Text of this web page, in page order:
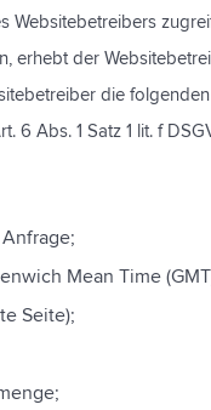
Websitebetreibers
erhebt der
die
6 Abs. 1 Satz 1 lit. f
Mean Time
Seite);